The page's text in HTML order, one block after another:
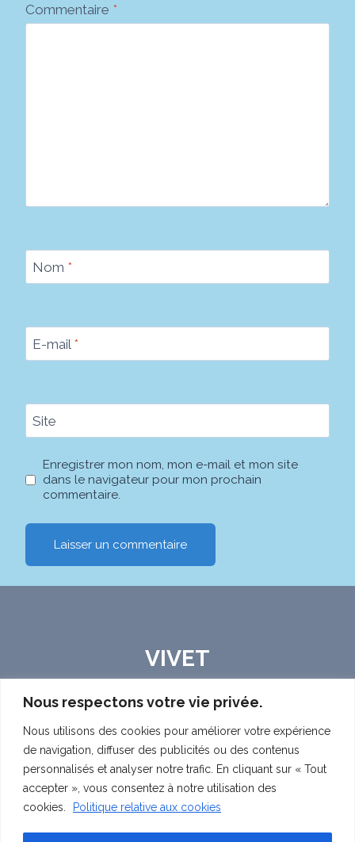
Nous respectons votre vie privée.
Nous utilisons des cookies pour améliorer votre expérience
de navigation, diffuser des publicités ou des contenus
personnalisés et analyser notre trafic. En cliquant sur « Tout
accepter », vous consentez à notre utilisation des
cookies.
Politique relative aux cookies
Commentaire *
Nom *
E-mail *
Site
Enregistrer mon nom, mon e-mail et mon site
dans le navigateur pour mon prochain
commentaire.
VIVET
ACCUEIL
MUSICALEMENT VOTRE
PODCAST
BLOG CONTACT